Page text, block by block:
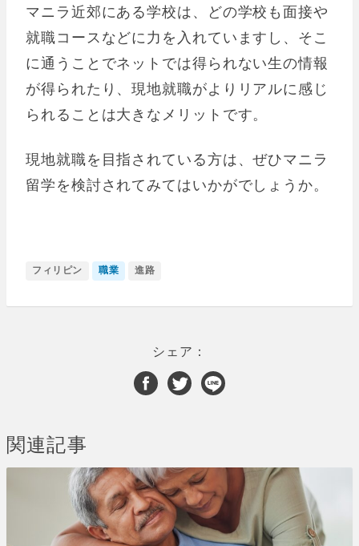
マニラ近郊にある学校は、どの学校も面接や
就職コースなどに力を入れていますし、そこ
に通うことでネットでは得られない生の情報
が得られたり、現地就職がよりリアルに感じ
られることは大きなメリットです。
現地就職を目指されている方は、ぜひマニラ
留学を検討されてみてはいかがでしょうか。
フィリピン 職業 進路
シェア：
関連記事